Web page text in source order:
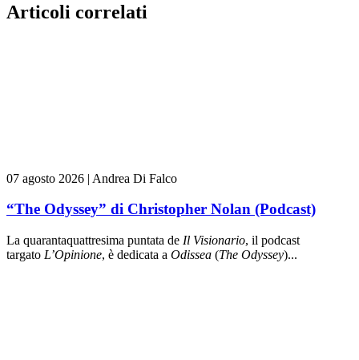
Articoli correlati
07 agosto 2026 | Andrea Di Falco
“The Odyssey” di Christopher Nolan (Podcast)
La quarantaquattresima puntata de Il Visionario, il podcast
targato L’Opinione, è dedicata a Odissea (The Odyssey)...